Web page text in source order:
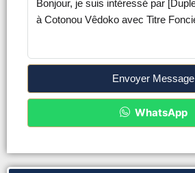
Envoyer Message
WhatsApp